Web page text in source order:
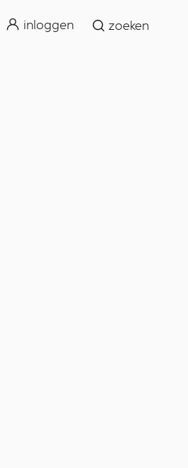
inloggen zoeken
zoeken